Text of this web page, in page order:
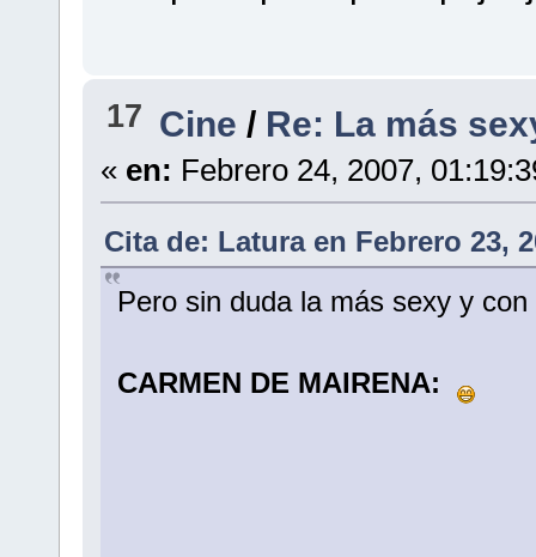
17 Cine / Re: La más
« en: Febrero 24, 2007,
Cita de: Latura en Febrero 23,
Pero sin duda la más sexy y
CARMEN DE MAIRENA: